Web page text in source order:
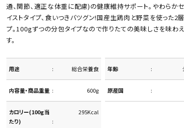
通、関節、適正な体重に配慮)の健康維持サポート。やわらか
イストタイプ、食いつきバツグン!国産生鶏肉と野菜を使った2
プ。100gずつの分包タイプなので作りたての美味しさを味わ
す。
用途 総合栄養食 年齢
内容量・商品重量 600g 原産国
カロリー(100g当
たり)
295Kcal